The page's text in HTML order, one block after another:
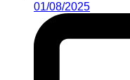
01/08/2025